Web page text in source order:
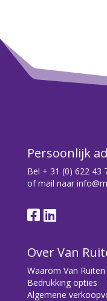
Persoonlijk
Bel + 31 (0) 622 43
of mail naar
Over Van
Waarom Van
Bedrukking opties
Algemene